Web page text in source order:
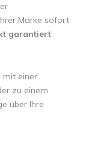
Marke sofort
garantiert
mit einer
zu einem
über Ihre